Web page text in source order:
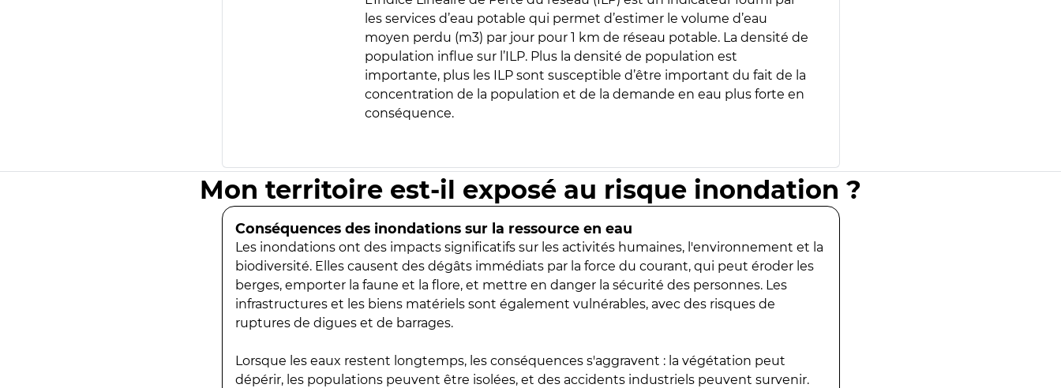
les services d’eau potable qui permet d’estimer le volume d’eau
moyen perdu (m3) par jour pour 1 km de réseau potable. La densité de
population influe sur l’ILP. Plus la densité de population est
importante, plus les ILP sont susceptible d’être important du fait de la
concentration de la population et de la demande en eau plus forte en
conséquence.
Mon territoire est-il exposé au risque inondation ?
Conséquences des inondations sur la ressource en eau
Les inondations ont des impacts significatifs sur les activités humaines, l'environnement et la
biodiversité. Elles causent des dégâts immédiats par la force du courant, qui peut éroder les
berges, emporter la faune et la flore, et mettre en danger la sécurité des personnes. Les
infrastructures et les biens matériels sont également vulnérables, avec des risques de
ruptures de digues et de barrages.
Lorsque les eaux restent longtemps, les conséquences s'aggravent : la végétation peut
dépérir, les populations peuvent être isolées, et des accidents industriels peuvent survenir.